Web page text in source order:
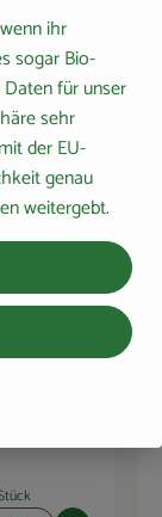
0,00 €
ihr
sogar Bio-
für unser
sehr
der EU-
genau
weitergebt.